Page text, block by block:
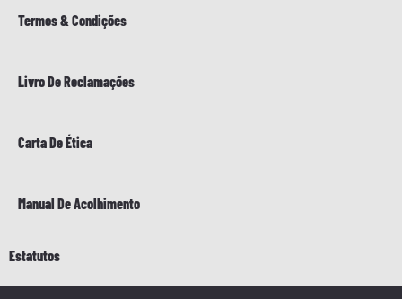
Termos & Condições
Livro De Reclamações
Carta De Ética
Manual De Acolhimento
Estatutos